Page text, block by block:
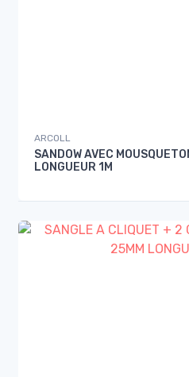
ARCOLL
SANDOW AVEC
LONGUEUR 1M